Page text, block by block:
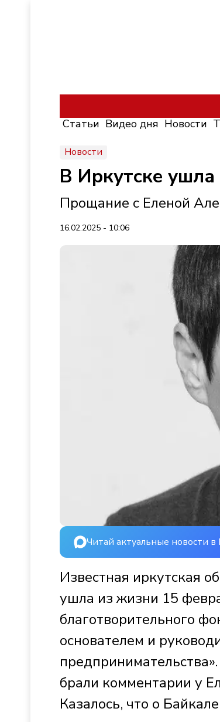
Статьи Видео дня Новости
Новости
В Иркутске ушла
Прощание с Еленой
16.02.2025 - 10:06
Читай актуальные новости
Известная иркутская
ушла из жизни 15
благотворительного
основателем и
брали комментарии у
Казалось, что о